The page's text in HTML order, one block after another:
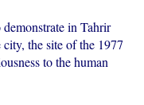
in Tahrir
the site of the 1977
to the human